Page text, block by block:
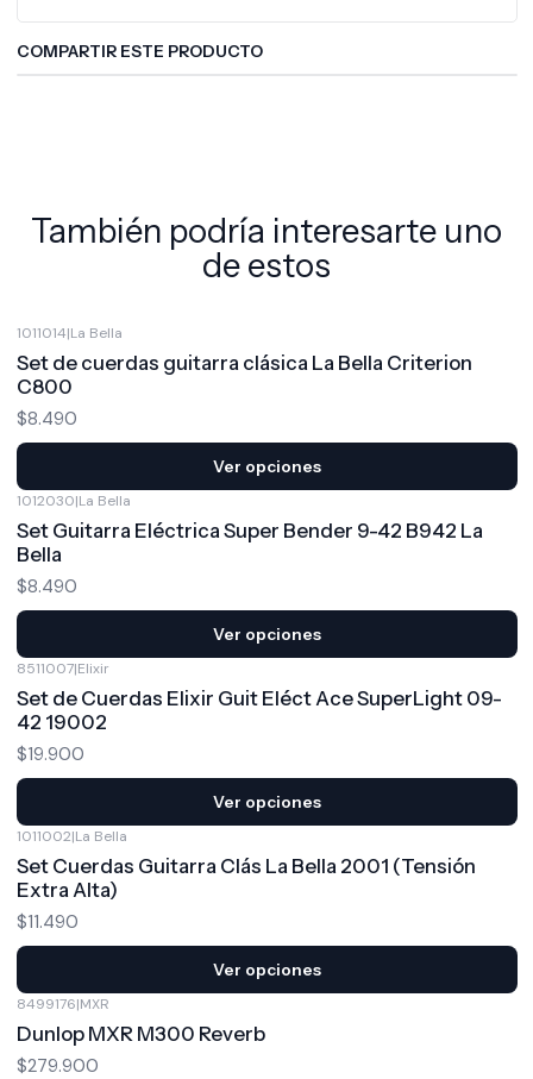
COMPARTIR ESTE PRODUCTO
También podría interesarte uno
de estos
1011014|La Bella
Set de cuerdas guitarra clásica La Bella Criterion
C800
$8.490
Ver opciones
1012030|La Bella
Set Guitarra Eléctrica Super Bender 9-42 B942 La
Bella
$8.490
Ver opciones
8511007|Elixir
Set de Cuerdas Elixir Guit Eléct Ace SuperLight 09-
42 19002
$19.900
Ver opciones
1011002|La Bella
Set Cuerdas Guitarra Clás La Bella 2001 (Tensión
Extra Alta)
$11.490
Ver opciones
8499176|MXR
Dunlop MXR M300 Reverb
$279.900